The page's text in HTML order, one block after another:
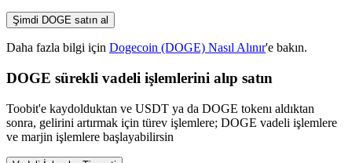
Şimdi DOGE satın al
Daha fazla bilgi için Dogecoin (DOGE) Nasıl Alınır'e bakın.
DOGE sürekli vadeli işlemlerini alıp satın
Toobit'e kaydolduktan ve USDT ya da DOGE tokenı aldıktan
sonra, gelirini artırmak için türev işlemlere; DOGE vadeli işlemlere
ve marjin işlemlere başlayabilirsin